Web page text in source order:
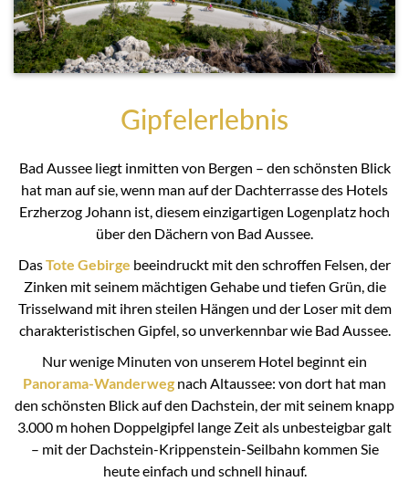
Gipfelerlebnis
Bad Aussee liegt inmitten von Bergen – den schönsten Blick
hat man auf sie, wenn man auf der Dachterrasse des Hotels
Erzherzog Johann ist, diesem einzigartigen Logenplatz hoch
über den Dächern von Bad Aussee.
DasTote Gebirge beeindruckt mit den schroffen Felsen, der
Zinken mit seinem mächtigen Gehabe und tiefen Grün, die
Trisselwand mit ihren steilen Hängen und der Loser mit dem
charakteristischen Gipfel, so unverkennbar wie Bad Aussee.
Nur wenige Minuten von unserem Hotel beginnt ein
Panorama-Wanderweg nach Altaussee: von dort hat man
den schönsten Blick auf den Dachstein, der mit seinem knapp
3.000 m hohen Doppelgipfel lange Zeit als unbesteigbar galt
– mit der Dachstein-Krippenstein-Seilbahn kommen Sie
heute einfach und schnell hinauf.